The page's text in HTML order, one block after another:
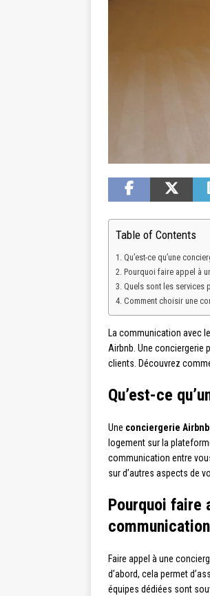
Table of Contents
Qu’est-ce qu’une
Pourquoi faire appel à
Quels sont les services
Comment choisir une
La communication avec
Airbnb. Une
clients. Découvrez
Qu’est-ce
Une conciergerie Airbnb
logement sur la
communication entre
sur d’autres aspects de
Pourquoi faire
Faire appel à une
d’abord, cela permet
équipes dédiées sont